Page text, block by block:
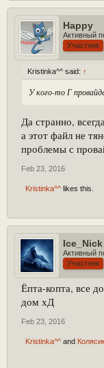
Happy
Активный
Участник
Kristinka^^ said: ↑
У кого-то Г
Да странно,
а этот файл не
проблемы с
Feb 23, 2016
Kristinka^^ likes this.
Ice_Nick
Активный
Участник
Ёпта-копта, все
дом хД
Feb 23, 2016
Kristinka^^ and